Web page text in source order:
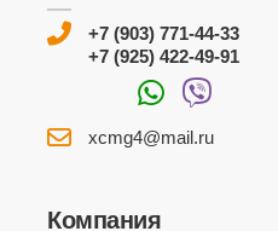
+7 (903) 771-44-33
+7 (925) 422-49-91
xcmg4@mail.ru
Компания